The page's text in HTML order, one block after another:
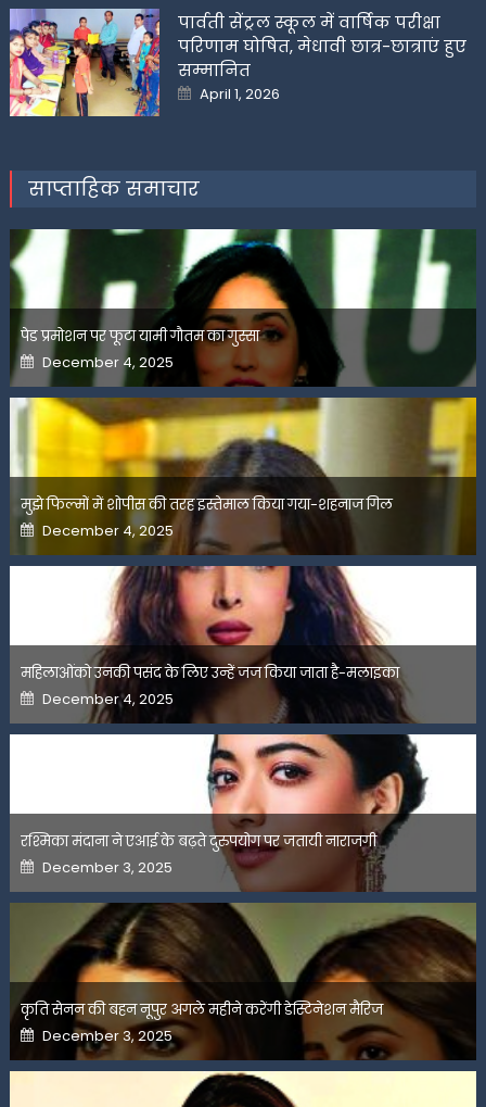
पार्वती सेंट्रल स्कूल में वार्षिक परीक्षा
परिणाम घोषित, मेधावी छात्र-छात्राएं हुए
सम्मानित
Posted
on
April 1, 2026
साप्ताहिक समाचार
पेड प्रमोशन पर फूटा यामी गौतम का गुस्सा
Posted
on
December 4, 2025
मुझे फिल्मों में शोपीस की तरह इस्तेमाल किया गया-शहनाज गिल
Posted
on
December 4, 2025
महिलाओंको उनकी पसंद के लिए उन्हें जज किया जाता है-मलाइका
Posted
on
December 4, 2025
रश्मिका मंदाना ने एआई के बढ़ते दुरुपयोग पर जतायी नाराजगी
Posted
on
December 3, 2025
कृति सेनन की बहन नूपुर अगले महीने करेंगी डेस्टिनेशन मैरिज
Posted
on
December 3, 2025